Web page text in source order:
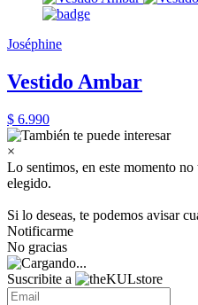
Joséphine
Vestido Ambar
$ 6.990
×
Lo sentimos, en este momento
elegido.
Si lo deseas, te podemos avisar
Notificarme
No gracias
Suscribite a